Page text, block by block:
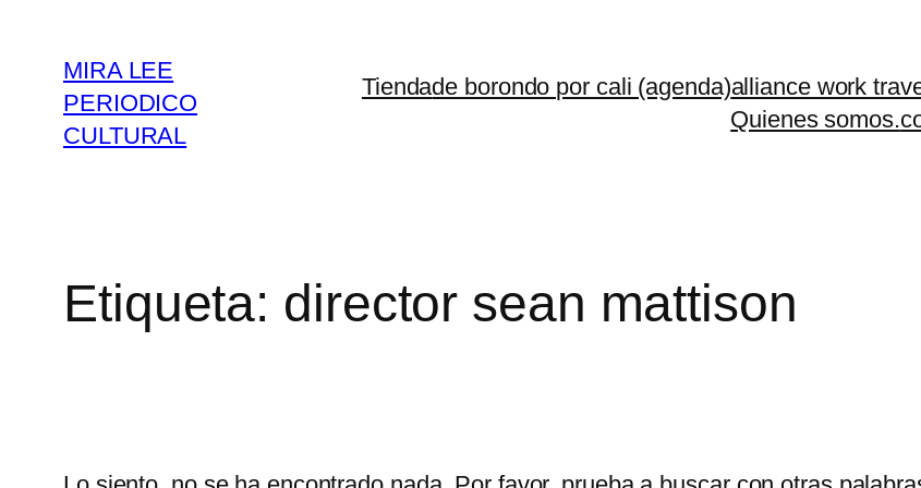
contenido
MIRA LEE
PERIODICO
CULTURAL
Tiendade borondo por cali (agenda)alliance work
Quienes somos.
Etiqueta: director sean mattison